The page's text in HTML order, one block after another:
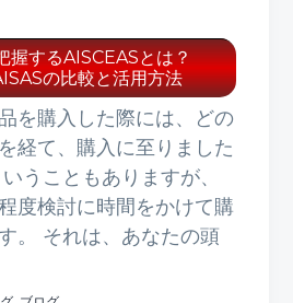
握するAISCEASとは？
の比較と活用方法
を購入した際には、どの
経て、購入に至りました
うこともありますが、
度検討に時間をかけて購
。 それは、あなたの頭